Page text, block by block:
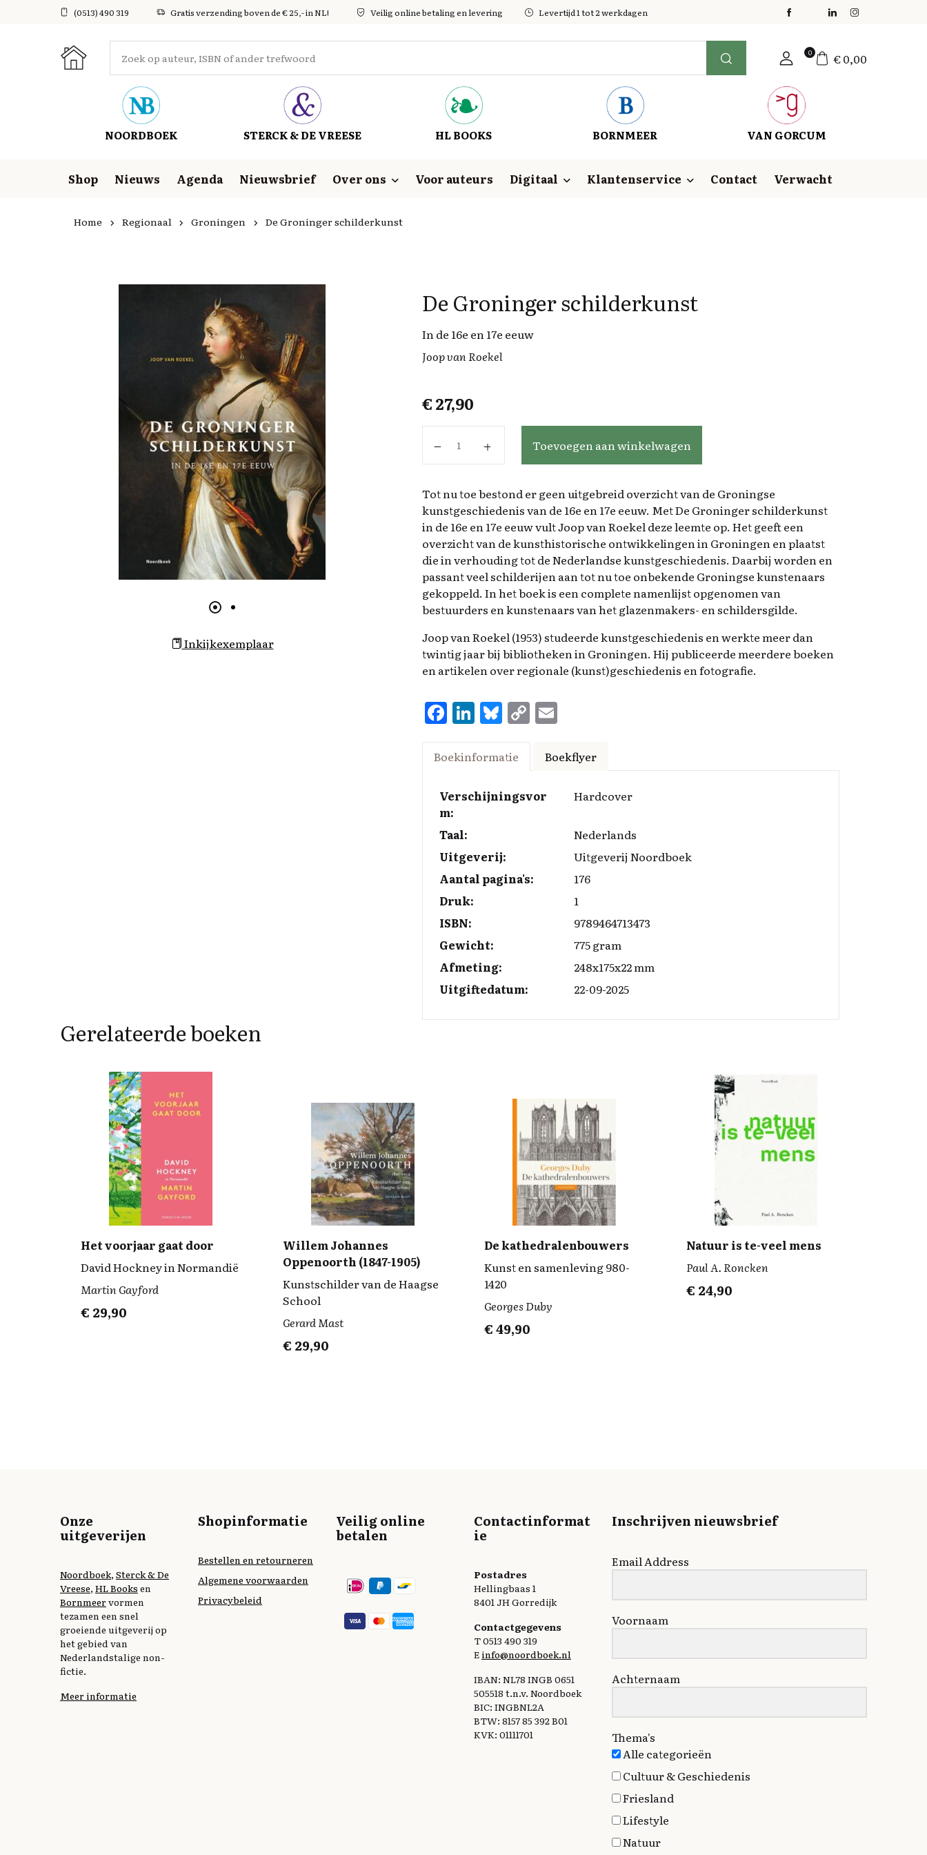
(0513) 490 319 Gratis verzending boven de € 25,- in NL! Veilig online betaling en levering Levertijd 1 tot 2 werkdagen
0 €0,00
NOORDBOEK STERCK & DE VREESE HL BOOKS BORNMEER VAN GORCUM
Shop Nieuws Agenda Nieuwsbrief Over ons Voor auteurs Digitaal Klantenservice Contact Verwacht
Home Regionaal Groningen De Groninger schilderkunst
Inkijkexemplaar
De Groninger schilderkunst
In de 16e en 17e eeuw
Joop van Roekel
€27,90
Toevoegen aan winkelwagen
Tot nu toe bestond er geen uitgebreid overzicht van de Groningse
kunstgeschiedenis van de 16e en 17e eeuw. Met De Groninger schilderkunst
in de 16e en 17e eeuw vult Joop van Roekel deze leemte op. Het geeft een
overzicht van de kunsthistorische ontwikkelingen in Groningen en plaatst
die in verhouding tot de Nederlandse kunstgeschiedenis. Daarbij worden en
passant veel schilderijen aan tot nu toe onbekende Groningse kunstenaars
gekoppeld. In het boek is een complete namenlijst opgenomen van
bestuurders en kunstenaars van het glazenmakers- en schildersgilde.
Joop van Roekel (1953) studeerde kunstgeschiedenis en werkte meer dan
twintig jaar bij bibliotheken in Groningen. Hij publiceerde meerdere boeken
en artikelen over regionale (kunst)geschiedenis en fotografie.
F
a
ce
o
o
k
Li
n
k
d
Bl
u
es
y
C
o
y
Li
ai
Boekinformatie Boekflyer
Verschijningsvor
m:
Hardcover
Taal:
Nederlands
Uitgeverij:
Uitgeverij Noordboek
Aantal pagina's:
176
Druk:
1
ISBN:
9789464713473
Gewicht:
775 gram
Afmeting:
248x175x22 mm
Uitgiftedatum:
22-09-2025
Gerelateerde boeken
Het voorjaar gaat door
David Hockney in Normandië
Martin Gayford
€ 29,90
Willem Johannes
Oppenoorth (1847-1905)
Kunstschilder van de Haagse
School
Gerard Mast
€ 29,90
De kathedralenbouwers
Kunst en samenleving 980-
1420
Georges Duby
€49,90
Natuur is te-veel mens
Paul A. Roncken
€ 24,90
Onze
uitgeverijen
Noordboek, Sterck & De
Vreese, HL Books en
Bornmeervormen
tezamen een snel
groeiende uitgeverij op
het gebied van
Nederlandstalige non-
fictie.
Meer informatie
Shopinformatie
Bestellen en retourneren
Algemene voorwaarden
Privacybeleid
Veilig online
betalen
Contactinformat
ie
Postadres
Hellingbaas 1
8401 JH Gorredijk
Contactgegevens
T 0513 490 319
E info@noordboek.nl
IBAN: NL78 INGB 0651
505518 t.n.v. Noordboek
BIC: INGBNL2A
BTW: 8157 85 392 B01
KVK: 01111701
Inschrijven nieuwsbrief
Email Address
Voornaam
Achternaam
Thema's
Alle categorieën
Cultuur & Geschiedenis
Friesland
Lifestyle
Natuur